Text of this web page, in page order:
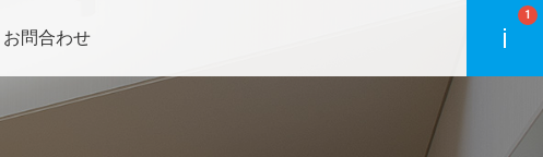
お問合わせ
1